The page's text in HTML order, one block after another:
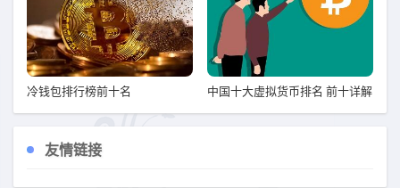
冷钱包排行榜前十名 中国十大虚拟货币排名 前十详解
友情链接